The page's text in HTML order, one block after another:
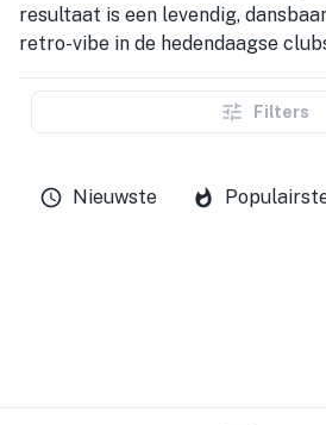
resultaat is een levendig,
retro-vibe in de hedendaagse
Filters
Nieuwste